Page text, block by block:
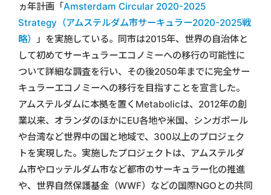
ヵ年計画「Amsterdam Circular 2020-2025
Strategy（アムステルダム市サーキュラー2020-2025戦
略） 」を実施している。同市は2015年、世界の自治体と
して初めてサーキュラーエコノミーへの移行の可能性に
ついて詳細な調査を行い、その後2050年までに完全サー
キュラーエコノミーへの移行を目指すことを宣言した。
アムステルダムに本拠を置くMetabolicは、2012年の創
業以来、オランダのほかにEU各地や米国、シンガポール
や台湾など世界中の国と地域で、300以上のプロジェク
トを実現した。実施したプロジェクトは、アムステルダ
ム市やロッテルダム市など都市のサーキュラー化の推進
や、世界自然保護基金（WWF）などの国際NGOとの共同